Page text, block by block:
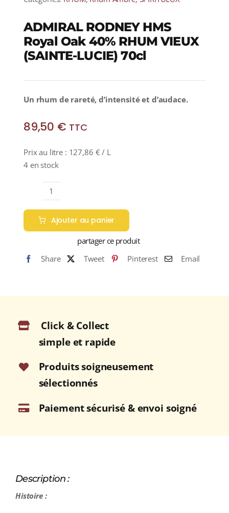
ADMIRAL RODNEY HMS
Royal Oak 40% RHUM VIEUX
(SAINTE-LUCIE) 70cl
Un rhum de rareté, d’intensité et d’audace.
89,50 € TTC
Prix au litre : 127,86 € / L
4 en stock
quantité
de
ADMIRAL
RODNEY
Royal
RHUM
(SAINTE-
LUCIE)
70cl
Ajouter au panier
partager ce produit
Share
Tweet Pinterest Email
Click & Collect
simple et rapide
Produits soigneusement
sélectionnés
Paiement sécurisé & envoi soigné
Description :
Histoire :